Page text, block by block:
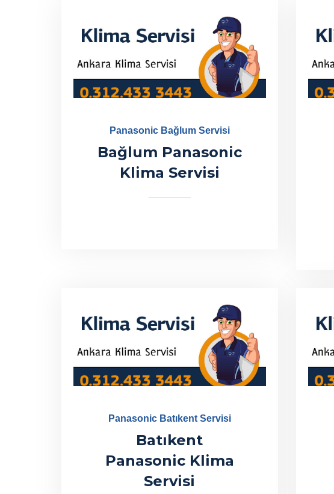
Panasonic Bağlum Servisi
Bağlum Panasonic
Klima Servisi
Panasonic Batıkent Servisi
Batıkent
Panasonic Klima
Servisi